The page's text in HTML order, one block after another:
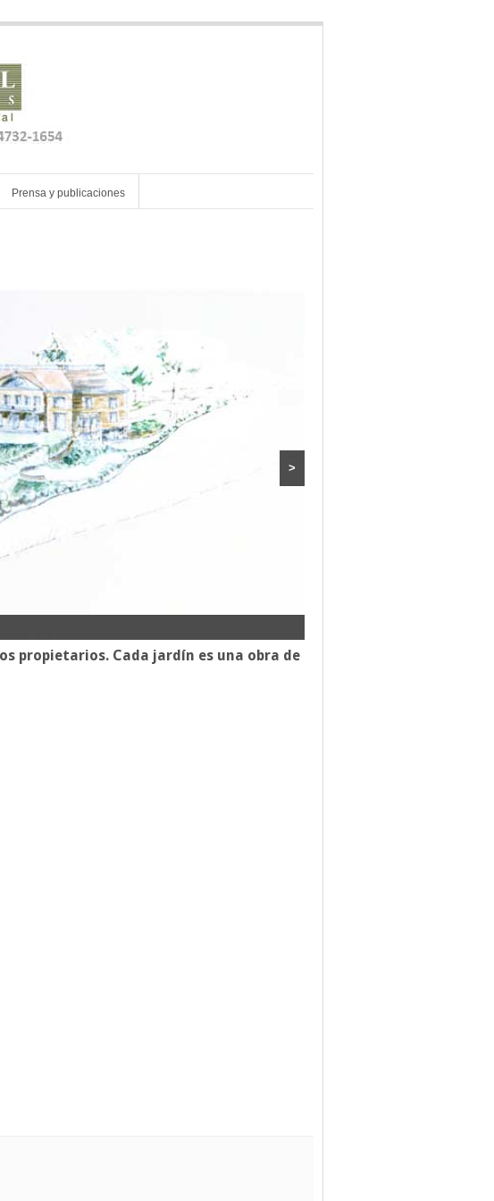
Prensa y publicaciones
>
propietarios. Cada jardín es una obra de